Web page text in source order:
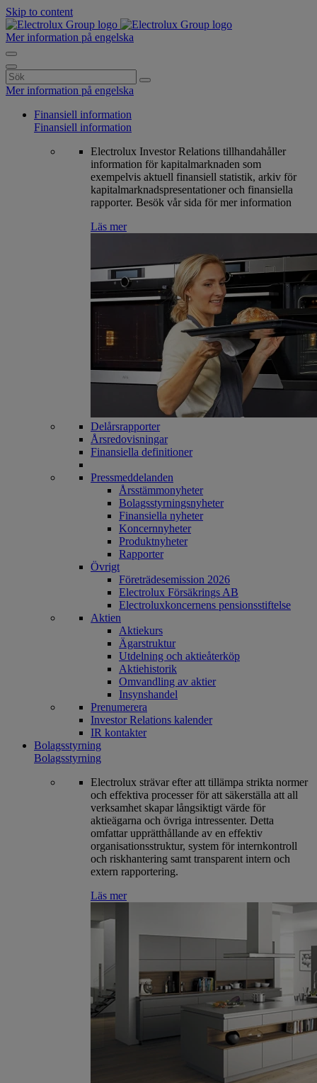
Skip to content
Mer information på engelska
Search
for:
Mer information på engelska
Finansiell information
Finansiell information
Electrolux Investor Relations tillhandahåller
information för kapitalmarknaden som
exempelvis aktuell finansiell statistik, arkiv för
kapitalmarknadspresentationer och finansiella
rapporter. Besök vår sida för mer information
Läs mer
Delårsrapporter
Årsredovisningar
Finansiella definitioner
Pressmeddelanden
Årsstämmonyheter
Bolagsstyrningsnyheter
Finansiella nyheter
Koncernnyheter
Produktnyheter
Rapporter
Övrigt
Företrädesemission 2026
Electrolux Försäkrings AB
Electroluxkoncernens pensionsstiftelse
Aktien
Aktiekurs
Ägarstruktur
Utdelning och aktieåterköp
Aktiehistorik
Omvandling av aktier
Insynshandel
Prenumerera
Investor Relations kalender
IR kontakter
Bolagsstyrning
Bolagsstyrning
Electrolux strävar efter att tillämpa strikta normer
och effektiva processer för att säkerställa att all
verksamhet skapar långsiktigt värde för
aktieägarna och övriga intressenter. Detta
omfattar upprätthållande av en effektiv
organisationsstruktur, system för internkontroll
och riskhantering samt transparent intern och
extern rapportering.
Läs mer